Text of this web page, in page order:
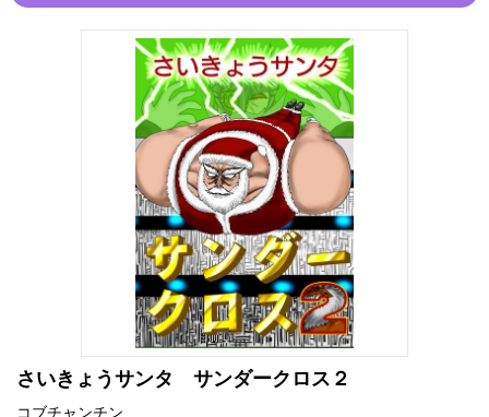
さいきょうサンタ サンダークロス２
コブチャンチン